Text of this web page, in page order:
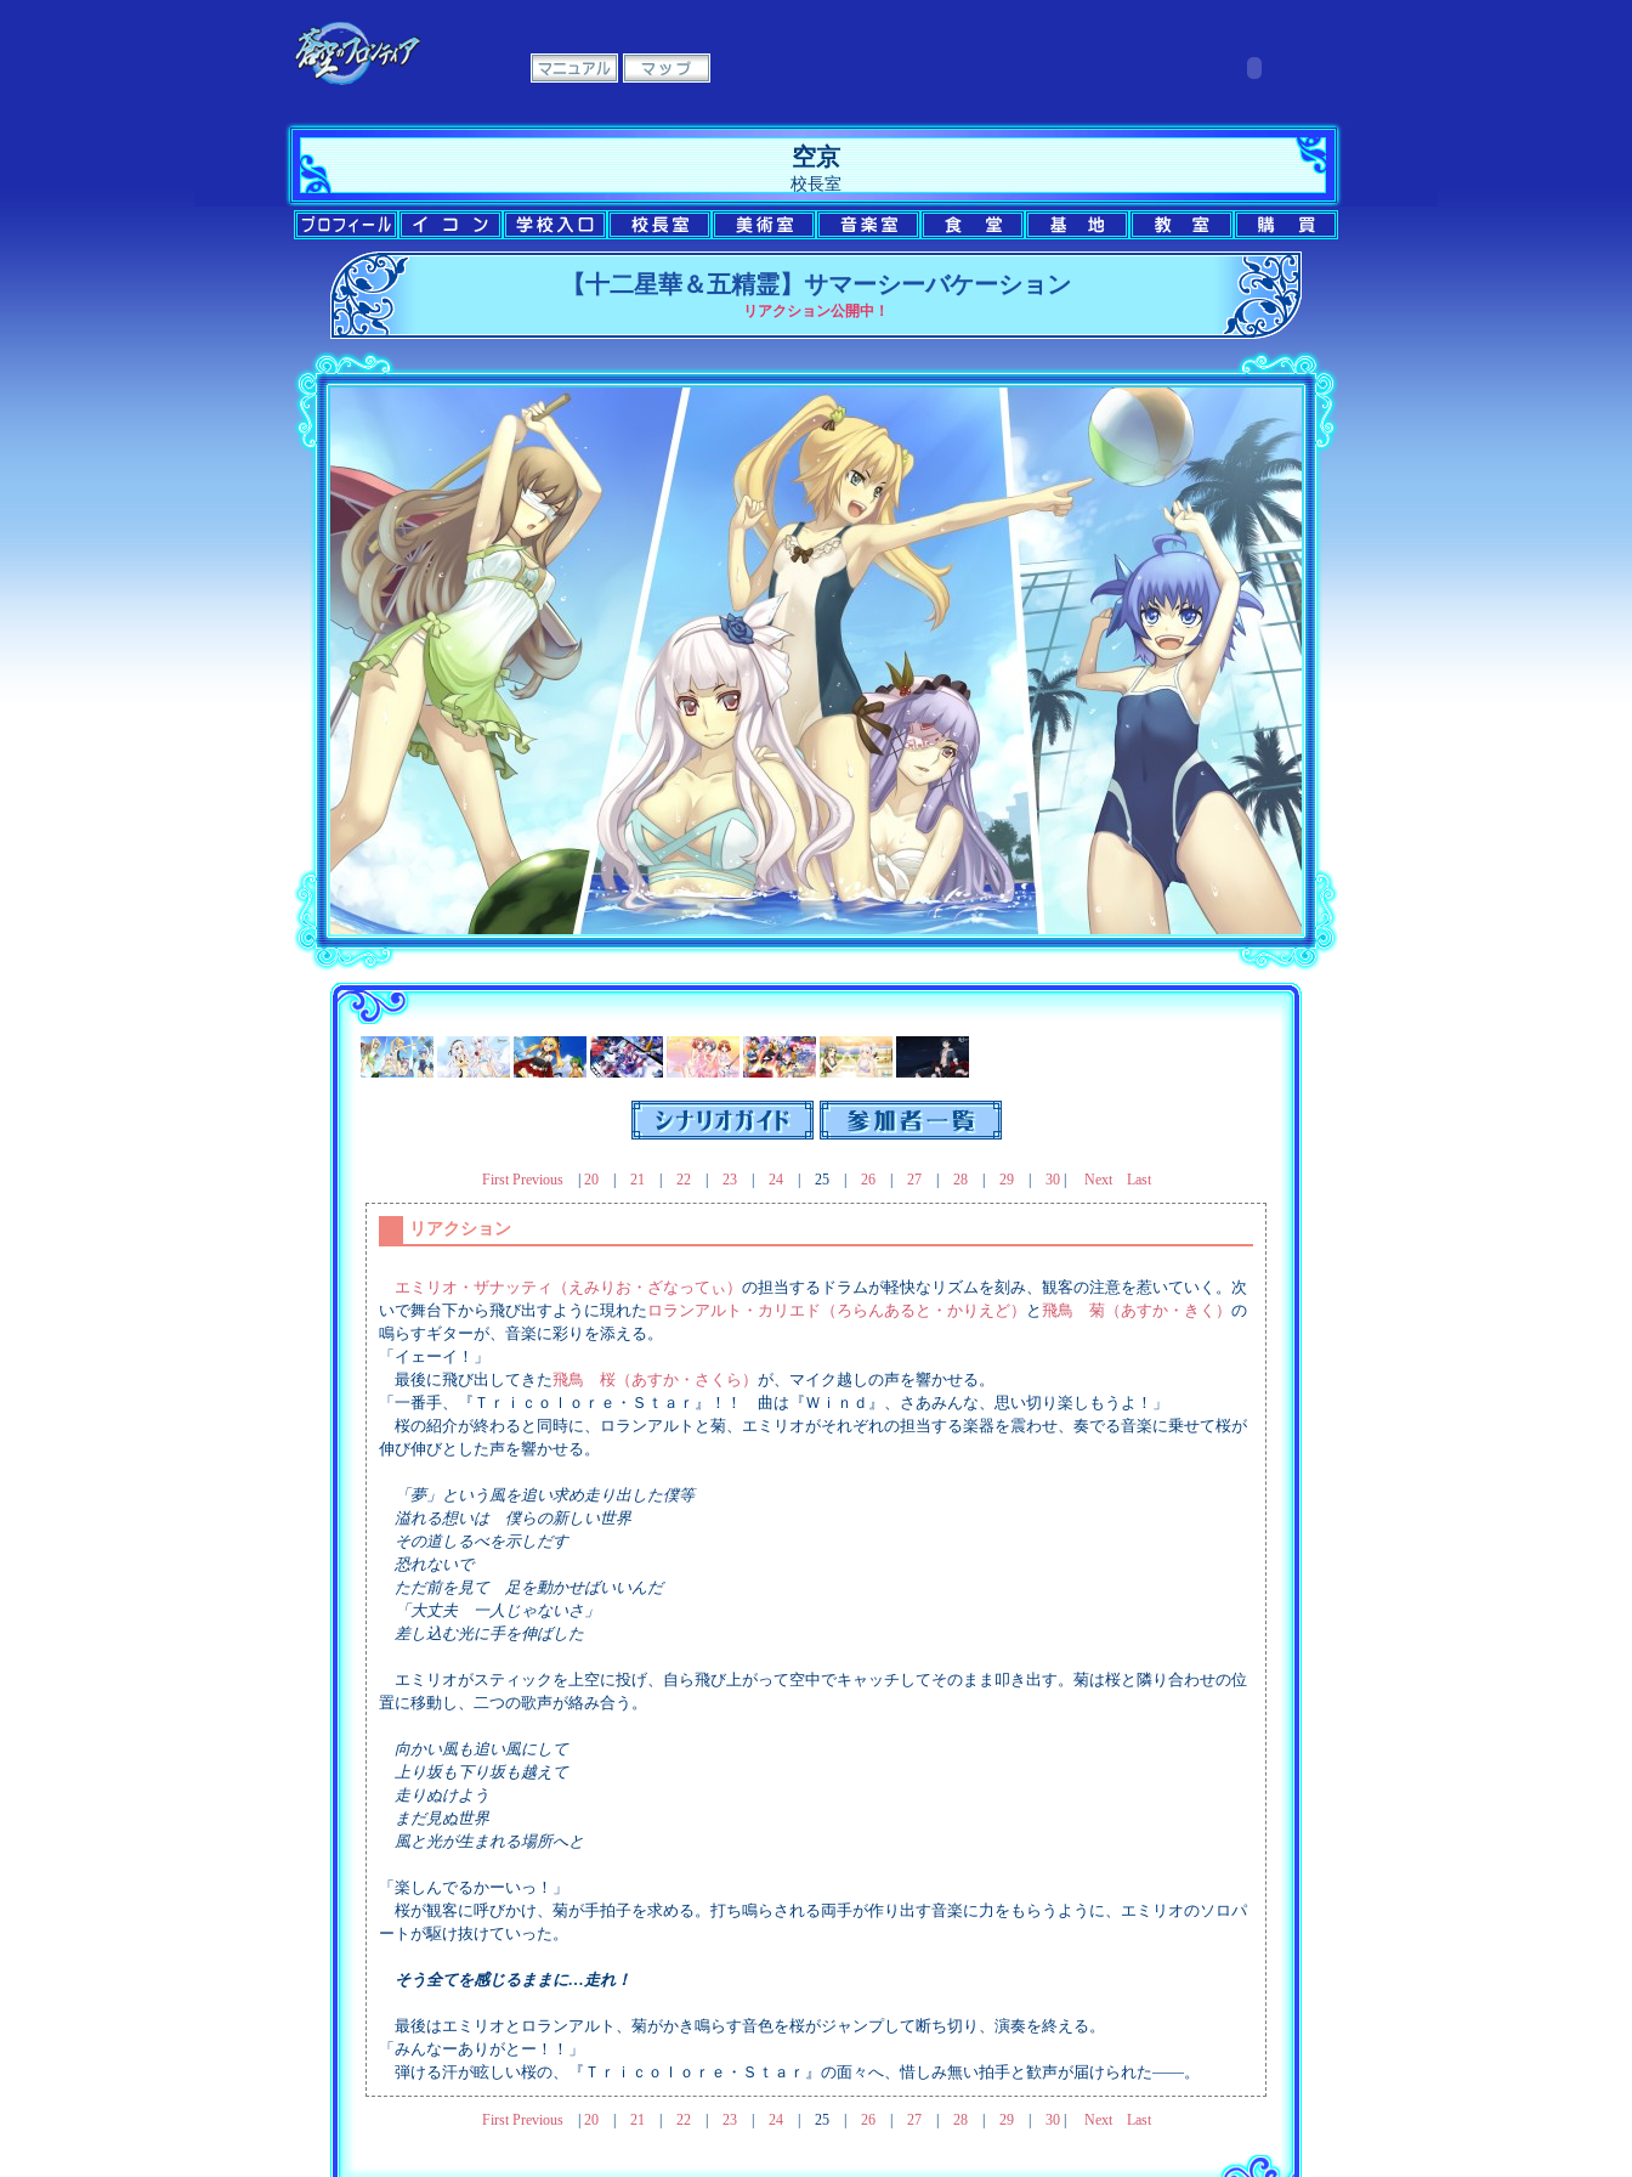
空京
校長室
【十二星華＆五精霊】サマーシーバケーション
リアクション公開中！
First Previous| 20| 21 | 22| 23| 24| 25| 26| 27| 28| 29| 30| Next Last
リアクション
エミリオ・ザナッティ（えみりお・ざなってぃ） の担当するドラムが軽快なリズムを刻み、観客の注意を惹いていく。次
いで舞台下から飛び出すように現れた ロランアルト・カリエド（ろらんあると・かりえど） と 飛鳥 菊（あすか・きく） の
鳴らすギターが、音楽に彩りを添える。
「イェーイ！」
最後に飛び出してきた飛鳥 桜（あすか・さくら） が、マイク越しの声を響かせる。
「一番手、『Ｔｒｉｃｏｌｏｒｅ・Ｓｔａｒ』！！ 曲は『Ｗｉｎｄ』、さあみんな、思い切り楽しもうよ！」
桜の紹介が終わると同時に、ロランアルトと菊、エミリオがそれぞれの担当する楽器を震わせ、奏でる音楽に乗せて桜が
伸び伸びとした声を響かせる。
「夢」という風を追い求め走り出した僕等
溢れる想いは 僕らの新しい世界
その道しるべを示しだす
恐れないで
ただ前を見て 足を動かせばいいんだ
「大丈夫 一人じゃないさ」
差し込む光に手を伸ばした
エミリオがスティックを上空に投げ、自ら飛び上がって空中でキャッチしてそのまま叩き出す。菊は桜と隣り合わせの位
置に移動し、二つの歌声が絡み合う。
向かい風も追い風にして
上り坂も下り坂も越えて
走りぬけよう
まだ見ぬ世界
風と光が生まれる場所へと
「楽しんでるかーいっ！」
桜が観客に呼びかけ、菊が手拍子を求める。打ち鳴らされる両手が作り出す音楽に力をもらうように、エミリオのソロパ
ートが駆け抜けていった。
そう全てを感じるままに…走れ！
最後はエミリオとロランアルト、菊がかき鳴らす音色を桜がジャンプして断ち切り、演奏を終える。
「みんなーありがとー！！」
弾ける汗が眩しい桜の、『Ｔｒｉｃｏｌｏｒｅ・Ｓｔａｒ』の面々へ、惜しみ無い拍手と歓声が届けられた――。
First Previous| 20| 21 | 22| 23| 24| 25| 26| 27| 28| 29| 30| Next Last